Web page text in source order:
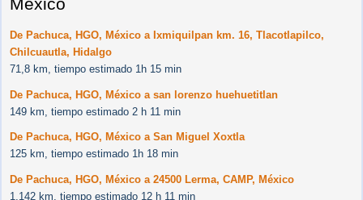
México
De Pachuca, HGO, México a Ixmiquilpan km. 16, Tlacotlapilco,
Chilcuautla, Hidalgo
71,8 km, tiempo estimado 1h 15 min
De Pachuca, HGO, México a san lorenzo huehuetitlan
149 km, tiempo estimado 2 h 11 min
De Pachuca, HGO, México a San Miguel Xoxtla
125 km, tiempo estimado 1h 18 min
De Pachuca, HGO, México a 24500 Lerma, CAMP, México
1,142 km, tiempo estimado 12 h 11 min